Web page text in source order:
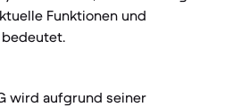
Funktionen und
wird aufgrund seiner